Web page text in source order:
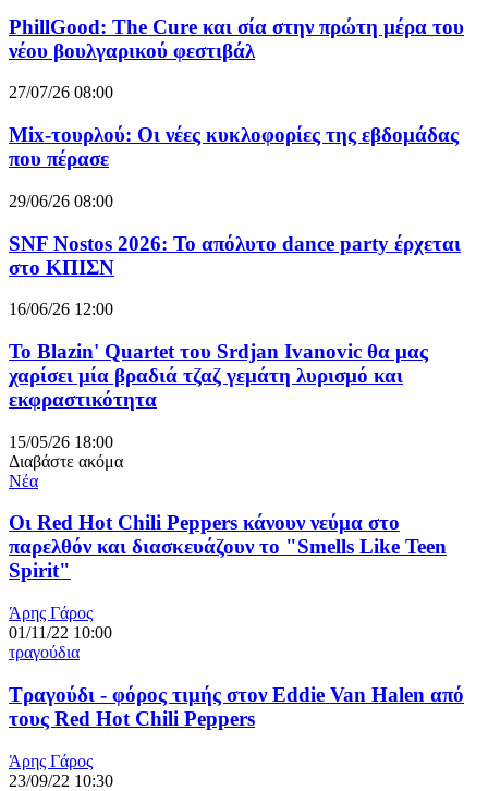
PhillGood: The Cure και σία στην πρώτη μέρα του
νέου βουλγαρικού φεστιβάλ
27/07/26 08:00
Mix-τουρλού: Οι νέες κυκλοφορίες της εβδομάδας
που πέρασε
29/06/26 08:00
SNF Nostos 2026: To απόλυτο dance party έρχεται
στο ΚΠΙΣΝ
16/06/26 12:00
Το Blazin' Quartet του Srdjan Ivanovic θα μας
χαρίσει μία βραδιά τζαζ γεμάτη λυρισμό και
εκφραστικότητα
15/05/26 18:00
Διαβάστε ακόμα
Νέα
Οι Red Hot Chili Peppers κάνουν νεύμα στο
παρελθόν και διασκευάζουν το "Smells Like Teen
Spirit"
Άρης Γάρος
01/11/22 10:00
τραγούδια
Τραγούδι - φόρος τιμής στον Eddie Van Halen από
τους Red Hot Chili Peppers
Άρης Γάρος
23/09/22 10:30